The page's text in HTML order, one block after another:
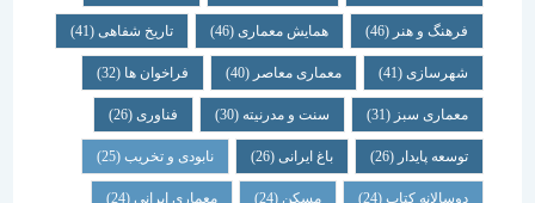
فرهنگ و هنر(46) همایش معماری (46) تاریخ شفاهی (41)
شهرسازی(41) معماری معاصر(40) فراخوان ها (32)
معماری سبز(31) سنت و مدرنیته(30) فناوری (26)
توسعه پایدار(26) باغ ایرانی(26) نابودی و تخریب(25)
دوسالانه کتاب(24) مسکن (24) معماری ایرانی(24)